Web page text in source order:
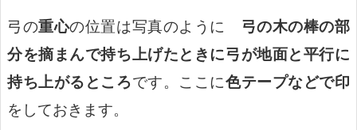
弓の重心の位置は写真のように 弓の木の棒の部
分を摘まんで持ち上げたときに弓が地面と平行に
持ち上がるところです。ここに色テープなどで印
をしておきます。